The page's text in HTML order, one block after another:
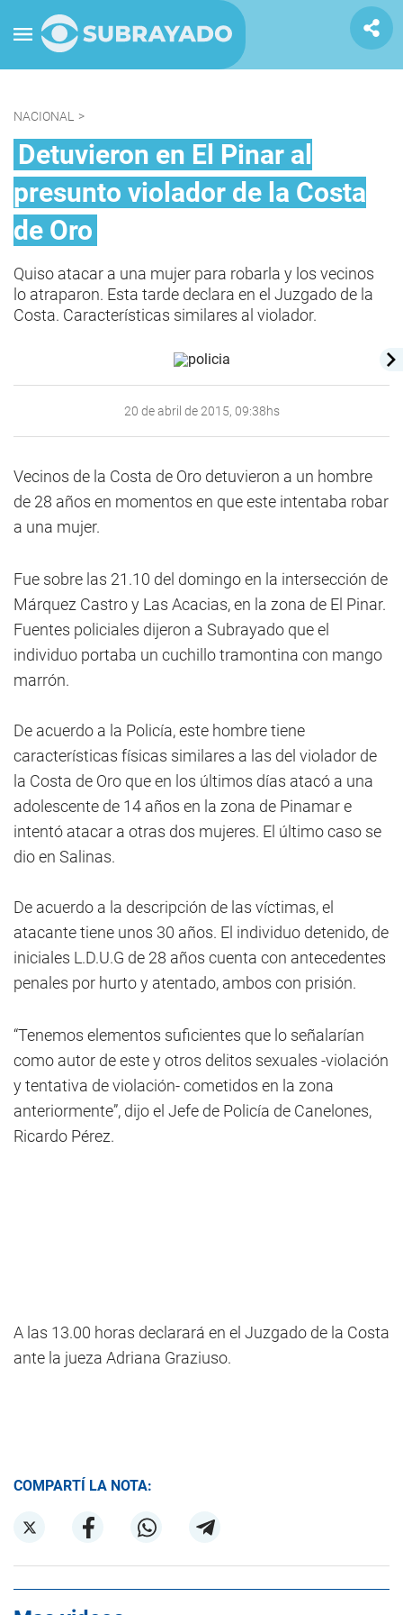
NACIONAL >
Detuvieron en El Pinar al
presunto violador de la Costa
de Oro
Quiso atacar a una mujer para robarla y los vecinos
lo atraparon. Esta tarde declara en el Juzgado de la
Costa. Características similares al violador.
20 de abril de 2015, 09:38hs
Vecinos de la Costa de Oro detuvieron a un hombre
de 28 años en momentos en que este intentaba robar
a una mujer.
Fue sobre las 21.10 del domingo en la intersección de
Márquez Castro y Las Acacias, en la zona de El Pinar.
Fuentes policiales dijeron a Subrayado que el
individuo portaba un cuchillo tramontina con mango
marrón.
De acuerdo a la Policía, este hombre tiene
características físicas similares a las del violador de
la Costa de Oro que en los últimos días atacó a una
adolescente de 14 años en la zona de Pinamar e
intentó atacar a otras dos mujeres. El último caso se
dio en Salinas.
De acuerdo a la descripción de las víctimas, el
atacante tiene unos 30 años. El individuo detenido, de
iniciales L.D.U.G de 28 años cuenta con antecedentes
penales por hurto y atentado, ambos con prisión.
“Tenemos elementos suficientes que lo señalarían
como autor de este y otros delitos sexuales -violación
y tentativa de violación- cometidos en la zona
anteriormente”, dijo el Jefe de Policía de Canelones,
Ricardo Pérez.
A las 13.00 horas declarará en el Juzgado de la Costa
ante la jueza Adriana Graziuso.
COMPARTÍ LA NOTA: